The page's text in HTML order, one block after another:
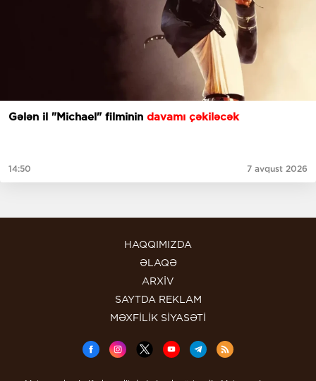
Gələn il "Michael" filminin davamı çəkiləcək
14:50 7 avqust 2026
HAQQIMIZDA
ƏLAQƏ
ARXİV
SAYTDA REKLAM
MƏXFİLİK SİYASƏTİ